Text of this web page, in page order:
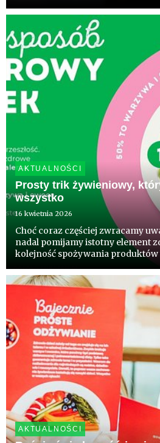
zbliżającym się sezonem. Wynik
przez sektor ogrodn...
AKTUALNOŚCI
Prosty trik żywieniowy,
wszystko
16 kwietnia 2026
Choć coraz częściej zwracamy
nadal pomijamy istotny element
kolejność spożywania produktów
komentują eksperci.
AKTUALNOŚCI